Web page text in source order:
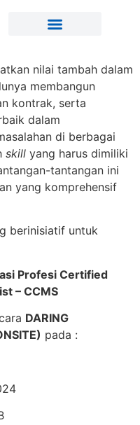
nilai tambah dalam
membangun
kontrak, serta
dalam
di berbagai
skill yang harus dimiliki
tantangan ini
yang komprehensif
berinisiatif untuk
Profesi Certified
– CCMS
DARING
pada :